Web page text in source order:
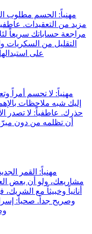
مزيد من التعقيدات.
مراجعة حساباتك سريعاً
التقليل من السكريات
على
إليك شبه ملاحظات
حذرك. عاطفياً: لا تصدر
أن تظلمه من دون
مشاريعك، ولو أن بعض
أنانياً وخبيثاً مع
وصريح جداً. صحياً: